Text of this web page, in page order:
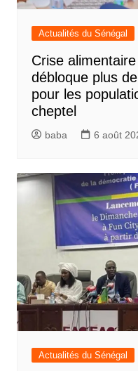
Actualités du Sénégal
Crise
débloque plus
pour les
cheptel
baba 6 août
Actualités du Sénégal